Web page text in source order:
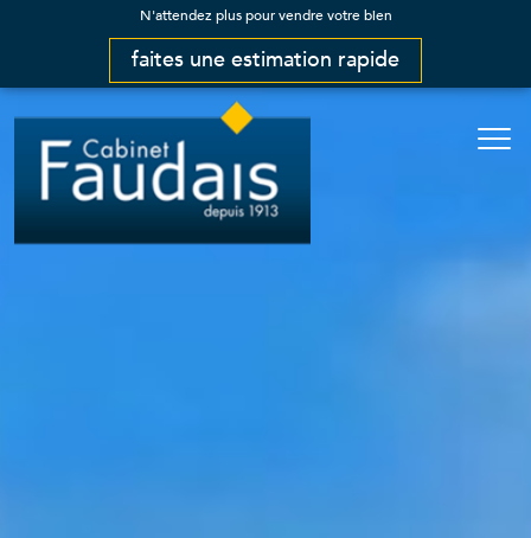
N'attendez plus pour vendre votre bien
faites une estimation rapide